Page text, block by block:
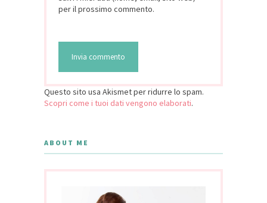
per il prossimo commento.
Questo sito usa Akismet per ridurre lo spam.
Scopri come i tuoi dati vengono elaborati.
ABOUT ME